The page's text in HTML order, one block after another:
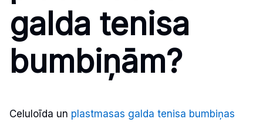
galda tenisa
bumbiņām?
Celuloīda un plastmasas galda tenisa bumbiņas